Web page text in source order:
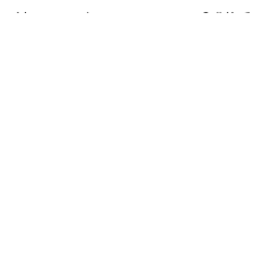
Москва, м. Авиамоторная, ул. 2-й